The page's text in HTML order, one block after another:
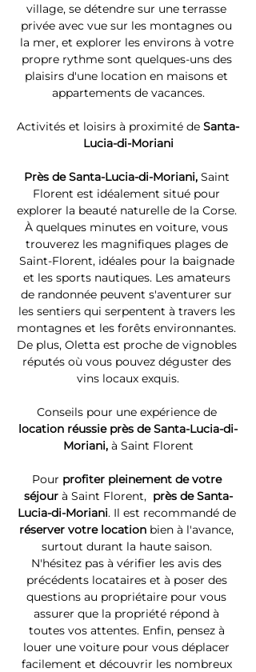
village, se détendre sur une terrasse
privée avec vue sur les montagnes ou
la mer, et explorer les environs à votre
propre rythme sont quelques-uns des
plaisirs d'une location en maisons et
appartements de vacances.
Activités et loisirs à proximité de Santa-
Lucia-di-Moriani
Près de Santa-Lucia-di-Moriani, Saint
Florent est idéalement situé pour
explorer la beauté naturelle de la Corse.
À quelques minutes en voiture, vous
trouverez les magnifiques plages de
Saint-Florent, idéales pour la baignade
et les sports nautiques. Les amateurs
de randonnée peuvent s'aventurer sur
les sentiers qui serpentent à travers les
montagnes et les forêts environnantes.
De plus, Oletta est proche de vignobles
réputés où vous pouvez déguster des
vins locaux exquis.
Conseils pour une expérience de
location réussie près de Santa-Lucia-di-
Moriani, à Saint Florent
Pour profiter pleinement de votre
séjour à Saint Florent, près de Santa-
Lucia-di-Moriani. Il est recommandé de
réserver votre location bien à l'avance,
surtout durant la haute saison.
N'hésitez pas à vérifier les avis des
précédents locataires et à poser des
questions au propriétaire pour vous
assurer que la propriété répond à
toutes vos attentes. Enfin, pensez à
louer une voiture pour vous déplacer
facilement et découvrir les nombreux